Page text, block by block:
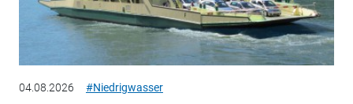
04.08.2026 #Niedrigwasser